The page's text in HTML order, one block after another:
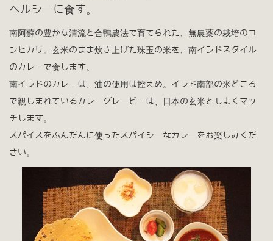
ヘルシーに食す。
南阿蘇の豊かな清流と合鴨農法で育てられた、無農薬の栽培のコ
シヒカリ。玄米のまま炊き上げた珠玉の米を、南インドスタイル
のカレーで食します。
南インドのカレーは、油の使用は控えめ。インド南部の米どころ
で親しまれているカレーグレービーは、日本の玄米ともよくマッ
チします。
スパイスをふんだんに使ったスパイシーなカレーをお楽しみくだ
さい。